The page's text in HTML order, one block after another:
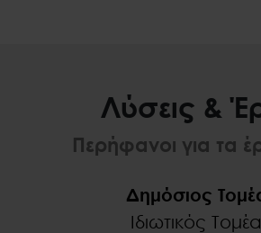
Λύσεις &
Περήφανοι για τα
Δημόσιος
Ιδιωτικός